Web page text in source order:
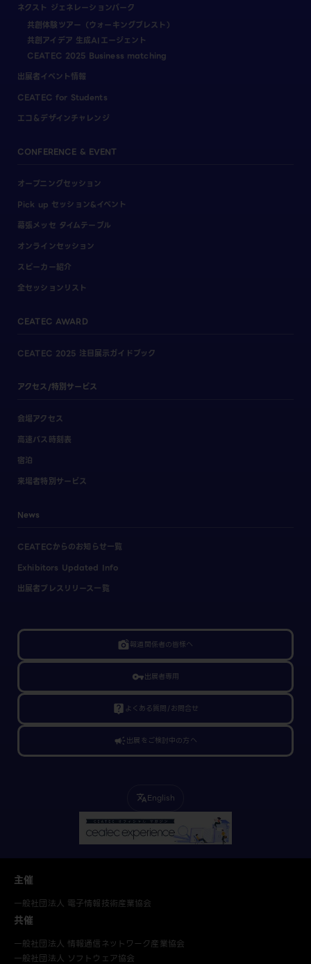
ネクスト ジェネレーションパーク
共創体験ツアー（ウォーキングブレスト）
共創アイデア 生成AIエージェント
CEATEC 2025 Business matching
出展者イベント情報
CEATEC for Students
エコ＆デザインチャレンジ
CONFERENCE & EVENT
オープニングセッション
Pick up セッション&イベント
幕張メッセ タイムテーブル
オンラインセッション
スピーカー紹介
全セッションリスト
CEATEC AWARD
CEATEC 2025 注目展示ガイドブック
アクセス/特別サービス
会場アクセス
高速バス時刻表
宿泊
来場者特別サービス
News
CEATECからのお知らせ一覧
Exhibitors Updated Info
出展者プレスリリース一覧
linked_camera報道関係者の皆様へ
vpn_key出展者専用
live_help よくある質問/お問合せ
campaign出展をご検討中の方へ
translateEnglish
主催
一般社団法人 電子情報技術産業協会
共催
一般社団法人 情報通信ネットワーク産業協会
一般社団法人 ソフトウェア協会